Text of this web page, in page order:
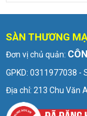
SÀN THƯƠNG
Đơn vị chủ quản:
GPKD: 0311977038 -
Địa chỉ: 213 Chu Văn